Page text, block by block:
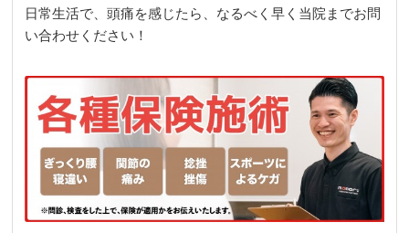
日常生活で、頭痛を感じたら、なるべく早く当院までお問
い合わせください！